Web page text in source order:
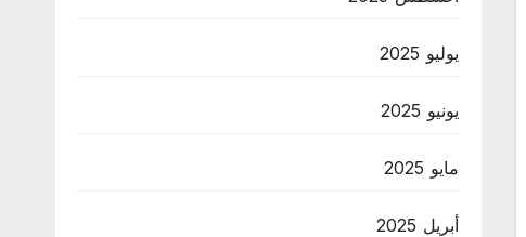
يوليو 2025
يونيو 2025
مايو 2025
أبريل 2025